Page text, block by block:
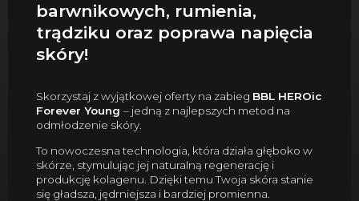
barwnikowych, rumienia,
trądziku oraz poprawa napięcia
skóry!
Skorzystaj z wyjątkowej oferty na zabieg BBL HEROic
Forever Young – jedną z najlepszych metod na
odmłodzenie skóry.
To nowoczesna technologia, która działa głęboko w
skórze, stymulując jej naturalną regenerację i
produkcję kolagenu. Dzięki temu Twoja skóra stanie
się gładsza, jędrniejsza i bardziej promienna.